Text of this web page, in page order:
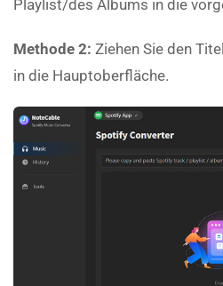
Playlist/des Albums in die
Methode 2: Ziehen Sie den
in die Hauptoberfläche.